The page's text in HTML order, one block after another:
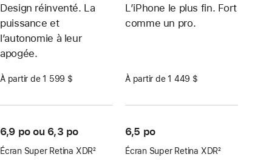
Design réinventé. La
puissance et
l’autonomie à leur
apogée.
À partir de 1 599 $
6,9 po ou 6,3 po
Écran Super Retina XDR2
L’iPhone le plus fin. Fort
comme un pro.
À partir de 1 449 $
6,5 po
Écran Super Retina XDR2